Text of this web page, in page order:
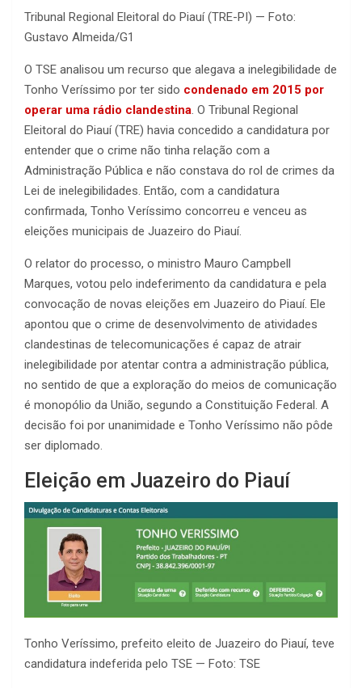
Tribunal Regional Eleitoral do Piauí (TRE-PI) — Foto:
Gustavo Almeida/G1
O TSE analisou um recurso que alegava a inelegibilidade de
Tonho Veríssimo por ter sido condenado em 2015 por
operar uma rádio clandestina. O Tribunal Regional
Eleitoral do Piauí (TRE) havia concedido a candidatura por
entender que o crime não tinha relação com a
Administração Pública e não constava do rol de crimes da
Lei de inelegibilidades. Então, com a candidatura
confirmada, Tonho Veríssimo concorreu e venceu as
eleições municipais de Juazeiro do Piauí.
O relator do processo, o ministro Mauro Campbell
Marques, votou pelo indeferimento da candidatura e pela
convocação de novas eleições em Juazeiro do Piauí. Ele
apontou que o crime de desenvolvimento de atividades
clandestinas de telecomunicações é capaz de atrair
inelegibilidade por atentar contra a administração pública,
no sentido de que a exploração do meios de comunicação
é monopólio da União, segundo a Constituição Federal. A
decisão foi por unanimidade e Tonho Veríssimo não pôde
ser diplomado.
Eleição em Juazeiro do Piauí
Tonho Veríssimo, prefeito eleito de Juazeiro do Piauí, teve
candidatura indeferida pelo TSE — Foto: TSE